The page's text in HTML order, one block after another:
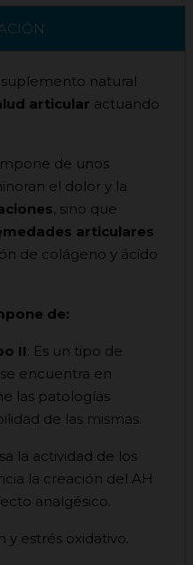
suplemento natural
articular actuando
de unos
el dolor y la
, sino que
articulares
de colágeno y ácido
de:
II: Es un tipo de
encuentra en
las patologías
de las mismas.
la actividad de los
la creación del AH
analgésico.
y estrés oxidativo.